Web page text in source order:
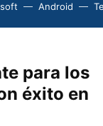
Android
para los
éxito en